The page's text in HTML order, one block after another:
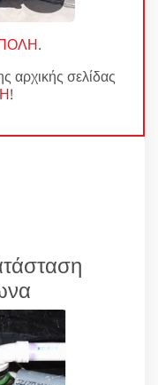
.
αρχικής σελίδας
!